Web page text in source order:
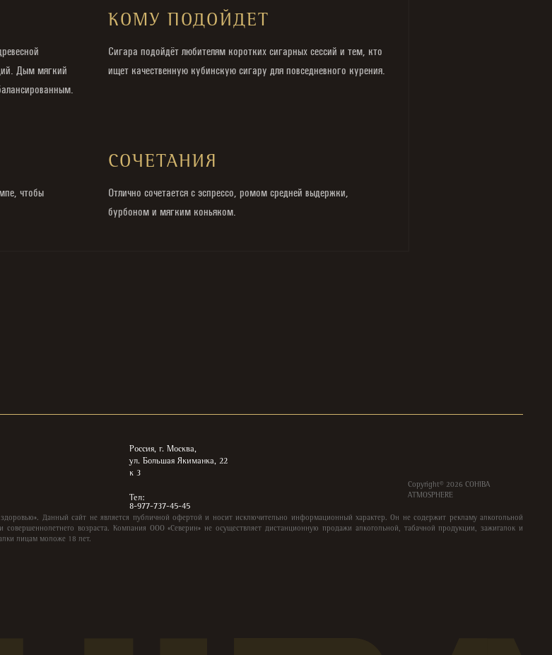
Дым мягкий
КОМУ ПОДОЙДЕТ
Сигара подойдёт любителям коротких сигарных сессий и тем, кто
ищет качественную кубинскую сигару для повседневного курения.
чтобы
СОЧЕТАНИЯ
Отлично сочетается с эспрессо, ромом средней выдержки,
бурбоном и мягким коньяком.
Россия, г. Москва,
ул. Большая Якиманка, 22
к 3
Тел:
8-977-737-45-45
Copyright© 2026 COHIBA
ATMOSPHERE
Данный сайт не является публичной офертой и носит исключительно информационный характер. Он не содержит рекламу алкогольной
возраста. Компания ООО «Северин» не осуществляет дистанционную продажи алкогольной, табачной продукции, зажигалок и
лицам моложе 18 лет.